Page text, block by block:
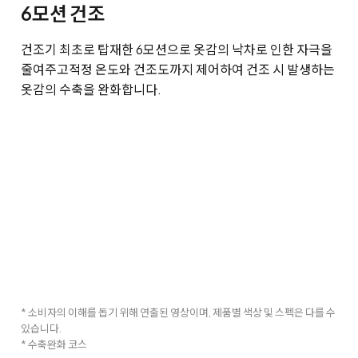
6모션 건조
건조기 최초로 탑재한 6모션으로 옷감의 낙차로 인한 자극을
줄여주고적정 온도와 건조도까지 제어하여 건조 시 발생하는
옷감의 수축을 완화합니다.
* 소비자의 이해를 돕기 위해 연출된 영상이며, 제품별 색상 및 스펙은 다를 수
있습니다.
* 수축완화 코스